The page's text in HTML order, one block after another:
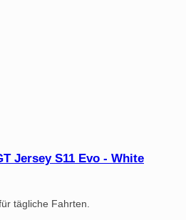
Jersey S11 Evo - White
tägliche Fahrten.